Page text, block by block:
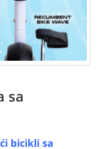
sa
bicikli sa